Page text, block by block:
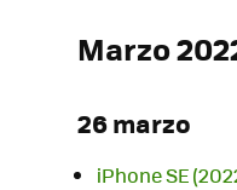
Marzo
26 marzo
iPhone SE